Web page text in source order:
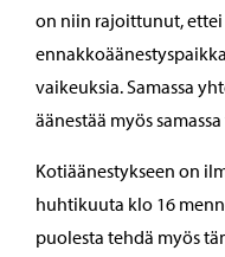
on niin rajoittunut, ettei
vaikeuksia. Samassa
äänestää myös
Kotiäänestykseen on
huhtikuuta klo 16
puolesta tehdä myös